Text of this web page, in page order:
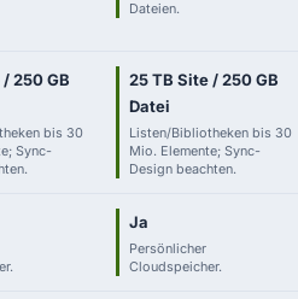
Dateien.
250 GB
bis 30
Sync-
25 TB Site / 250 GB
Datei
Listen/Bibliotheken bis 30
Mio. Elemente; Sync-
Design beachten.
Ja
Persönlicher
Cloudspeicher.